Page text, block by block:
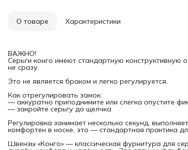
О товаре Характеристики
ВАЖНО!
Серьги конго имеют стандартную конструктивную
не сразу.
Это не является браком и легко регулируется.
Как отрегулировать замок:
— аккуратно приподнимите или слегка опустите
— закройте серьгу до щелчка
Регулировка занимает несколько секунд,
комфортен в носке, это — стандартная практика
Швензы «Конго» — классическая фурнитура для